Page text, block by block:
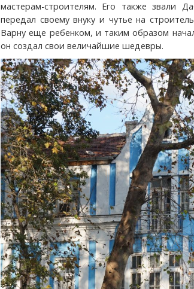
мастерам-строителям. Его также звали
передал своему внуку и чутье на
Варну еще ребенком, и таким образом
он создал свои величайшие шедевры.